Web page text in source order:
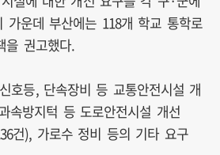
가운데 부산에는 118개 학교 통학로
을 권고했다.
호등, 단속장비 등 교통안전시설 개
속방지턱 등 도로안전시설 개선
건), 가로수 정비 등의 기타 요구